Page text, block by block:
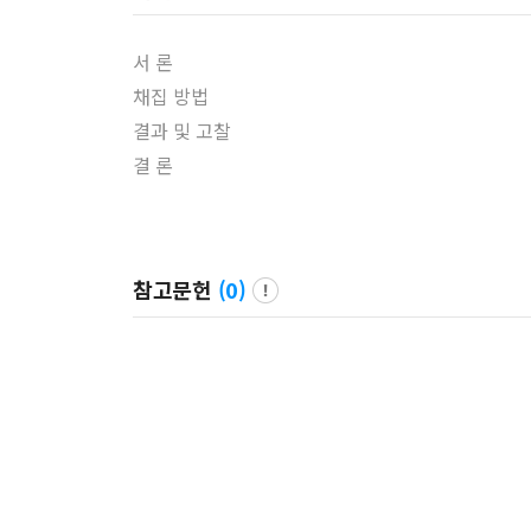
서 론
채집 방법
결과 및 고찰
결 론
참고문헌 (0)